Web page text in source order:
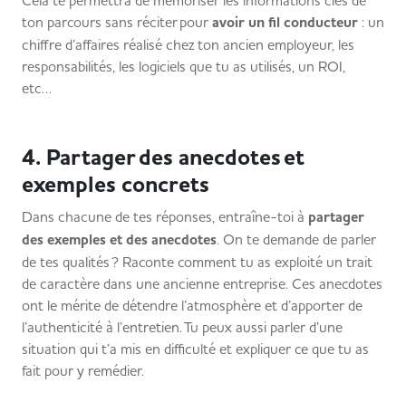
ton parcours sans réciter pour avoir un fil conducteur : un
chiffre d’affaires réalisé chez ton ancien employeur, les
responsabilités, les logiciels que tu as utilisés, un ROI,
etc…
4. Partager des anecdotes et
exemples concrets
Dans chacune de tes réponses, entraîne-toi à partager
des exemples et des anecdotes. On te demande de parler
de tes qualités ? Raconte comment tu as exploité un trait
de caractère dans une ancienne entreprise. Ces anecdotes
ont le mérite de détendre l’atmosphère et d’apporter de
l’authenticité à l’entretien. Tu peux aussi parler d’une
situation qui t’a mis en difficulté et expliquer ce que tu as
fait pour y remédier.